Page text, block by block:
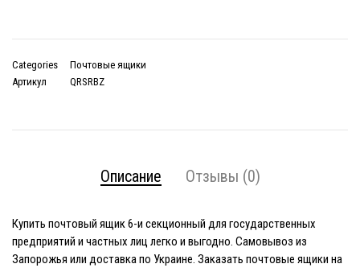
Categories
Почтовые ящики
Артикул
QRSRBZ
Описание Отзывы (0)
Купить почтовый ящик 6-и секционный для государственных
предприятий и частных лиц легко и выгодно. Самовывоз из
Запорожья или доставка по Украине. Заказать почтовые ящики на